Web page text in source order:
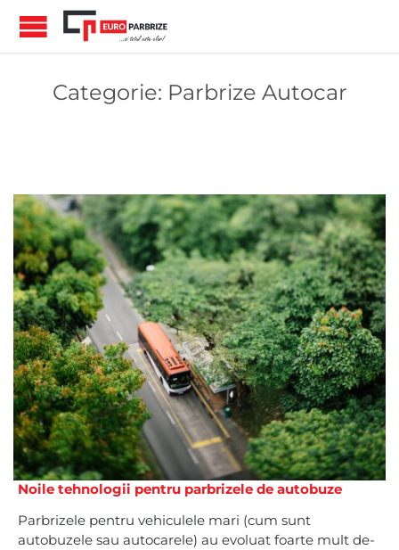
Categorie: Parbrize Autocar
Noile tehnologii pentru parbrizele de autobuze
Parbrizele pentru vehiculele mari (cum sunt
autobuzele sau autocarele) au evoluat foarte mult de-